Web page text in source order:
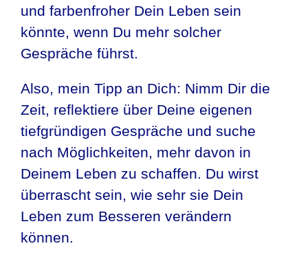
und farbenfroher Dein Leben sein
könnte, wenn Du mehr solcher
Gespräche führst.
Also, mein Tipp an Dich: Nimm Dir die
Zeit, reflektiere über Deine eigenen
tiefgründigen Gespräche und suche
nach Möglichkeiten, mehr davon in
Deinem Leben zu schaffen. Du wirst
überrascht sein, wie sehr sie Dein
Leben zum Besseren verändern
können.